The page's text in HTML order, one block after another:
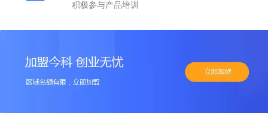
积极参与产品培训